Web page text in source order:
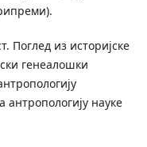
Поглед из историјске
генеалошки
антропологију науке